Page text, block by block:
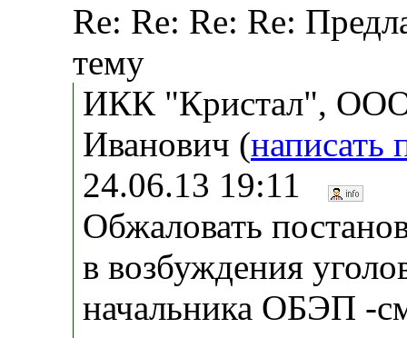
Re: Re: Re: Re:
тему
ИКК "Кристал",
Иванович (написать
24.06.13 19:11
Обжаловать
в возбуждения
начальника ОБЭП -